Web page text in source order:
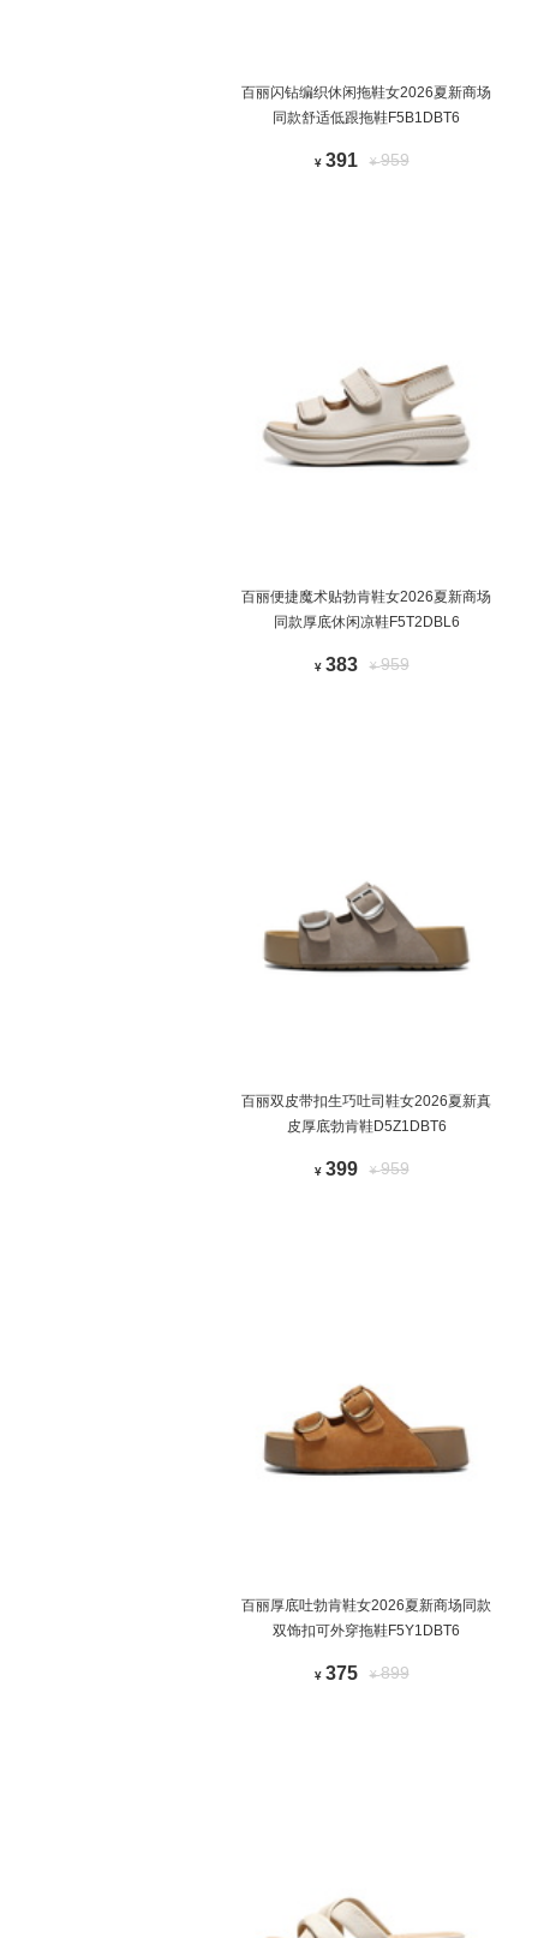
百丽闪钻编织休闲拖鞋女2026夏新商场
同款舒适低跟拖鞋F5B1DBT6
¥ 391 ¥959
百丽便捷魔术贴勃肯鞋女2026夏新商场
同款厚底休闲凉鞋F5T2DBL6
¥ 383 ¥959
百丽双皮带扣生巧吐司鞋女2026夏新真
皮厚底勃肯鞋D5Z1DBT6
¥ 399 ¥959
百丽厚底吐勃肯鞋女2026夏新商场同款
双饰扣可外穿拖鞋F5Y1DBT6
¥ 375 ¥899